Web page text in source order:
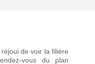
de voir la filière
vous du plan